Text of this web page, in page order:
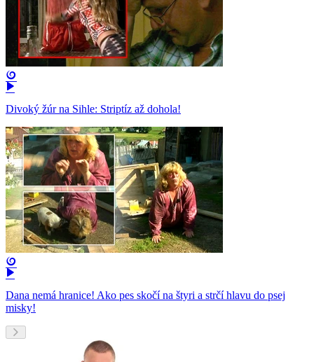
Divoký žúr na Sihle: Striptíz až dohola!
Dana nemá hranice! Ako pes skočí na štyri a strčí hlavu do psej
misky!